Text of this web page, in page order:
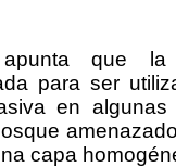
apunta que
para ser
en
capa